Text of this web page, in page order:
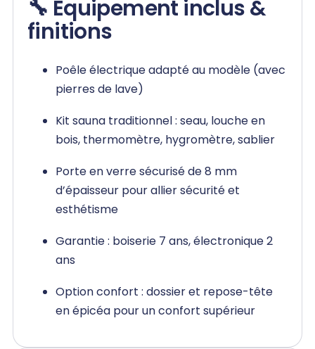
🔧 Équipement inclus &
finitions
Poêle électrique adapté au modèle (avec
pierres de lave)
Kit sauna traditionnel : seau, louche en
bois, thermomètre, hygromètre, sablier
Porte en verre sécurisé de 8 mm
d’épaisseur pour allier sécurité et
esthétisme
Garantie : boiserie 7 ans, électronique 2
ans
Option confort : dossier et repose-tête
en épicéa pour un confort supérieur